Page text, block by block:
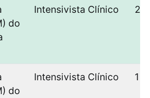
do
Intensivista Clínico 2
do
Intensivista Clínico 1